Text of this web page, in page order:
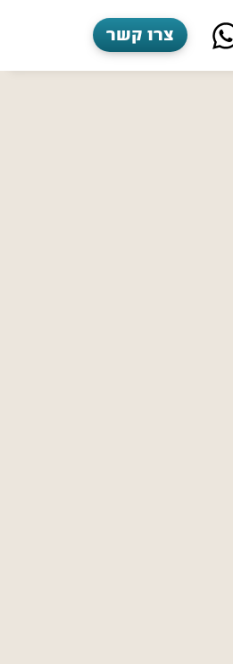
צרו קשר